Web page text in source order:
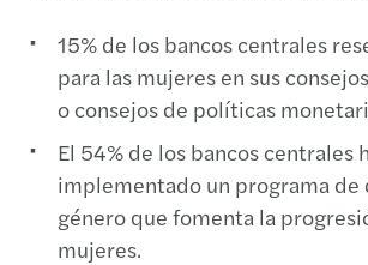
15% de los bancos centrales
para las mujeres en sus
o consejos de políticas
El 54% de los bancos centrales
implementado un programa de
género que fomenta la
mujeres.